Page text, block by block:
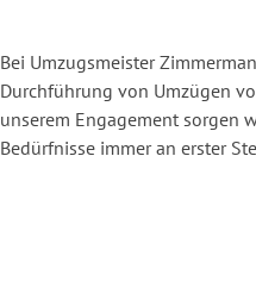
Bei Umzugsmeister
Durchführung von Umzügen
unserem Engagement sorgen
Bedürfnisse immer an erster